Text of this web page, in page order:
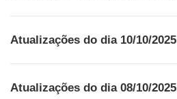
Atualizações do dia 10/10/2025
Atualizações do dia 08/10/2025